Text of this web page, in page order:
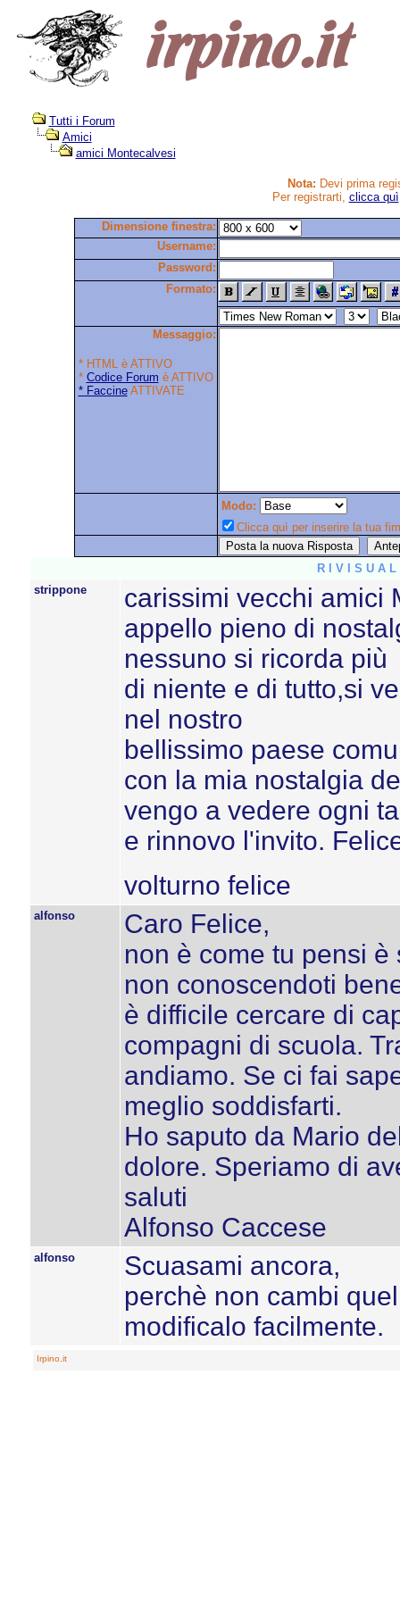
Tutti i Forum
Amici
amici Montecalvesi
Nota: Devi prima
Per registrarti, clicca quì
Dimensione finestra:
Username:
Password:
Formato:
Messaggio:
* HTML è ATTIVO
* Codice Forum è ATTIVO
* FaccineATTIVATE
Modo:
Clicca quì per inserire la tua
R I V I S U A
strippone
carissimi vecchi amici
appello pieno di
nessuno si ricorda più
di niente e di tutto,si
nel nostro
bellissimo paese
con la mia nostalgia
vengo a vedere ogni
e rinnovo l'invito.
volturno felice
alfonso
Caro Felice,
non è come tu pensi
non conoscendoti
è difficile cercare di
compagni di scuola.
andiamo. Se ci fai
meglio soddisfarti.
Ho saputo da Mario
dolore. Speriamo di
saluti
Alfonso Caccese
alfonso
Scuasami ancora,
perchè non cambi
modificalo facilmente.
Irpino.it